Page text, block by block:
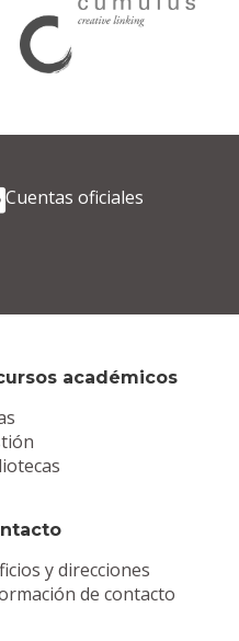
académicos
y direcciones
de contacto
Cuentas oficiales